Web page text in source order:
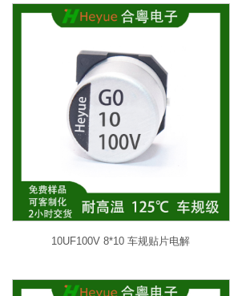
10UF100V 8*10 车规贴片电解